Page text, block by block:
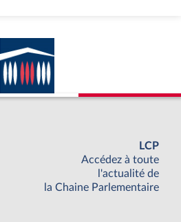
LCP
Accédez à toute
l'actualité de
la Chaine Parlementaire